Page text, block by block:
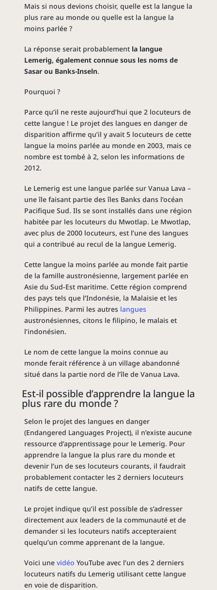
Mais si nous devions choisir, quelle est la langue la
plus rare au monde ou quelle est la langue la
moins parlée ?
La réponse serait probablement la langue
Lemerig, également connue sous les noms de
Sasar ou Banks-Inseln.
Pourquoi ?
Parce qu’il ne reste aujourd’hui que 2 locuteurs de
cette langue ! Le projet des langues en danger de
disparition affirme qu’il y avait 5 locuteurs de cette
langue la moins parlée au monde en 2003, mais ce
nombre est tombé à 2, selon les informations de
2012.
Le Lemerig est une langue parlée sur Vanua Lava –
une île faisant partie des îles Banks dans l’océan
Pacifique Sud. Ils se sont installés dans une région
habitée par les locuteurs du Mwotlap. Le Mwotlap,
avec plus de 2000 locuteurs, est l’une des langues
qui a contribué au recul de la langue Lemerig.
Cette langue la moins parlée au monde fait partie
de la famille austronésienne, largement parlée en
Asie du Sud-Est maritime. Cette région comprend
des pays tels que l’Indonésie, la Malaisie et les
Philippines. Parmi les autres langues
austronésiennes, citons le filipino, le malais et
l’indonésien.
Le nom de cette langue la moins connue au
monde ferait référence à un village abandonné
situé dans la partie nord de l’île de Vanua Lava.
Est-il possible d’apprendre la langue la
plus rare du monde ?
Selon le projet des langues en danger
(Endangered Languages Project), il n’existe aucune
ressource d’apprentissage pour le Lemerig. Pour
apprendre la langue la plus rare du monde et
devenir l’un de ses locuteurs courants, il faudrait
probablement contacter les 2 derniers locuteurs
natifs de cette langue.
Le projet indique qu’il est possible de s’adresser
directement aux leaders de la communauté et de
demander si les locuteurs natifs accepteraient
quelqu’un comme apprenant de la langue.
Voici une vidéo YouTube avec l’un des 2 derniers
locuteurs natifs du Lemerig utilisant cette langue
en voie de disparition.